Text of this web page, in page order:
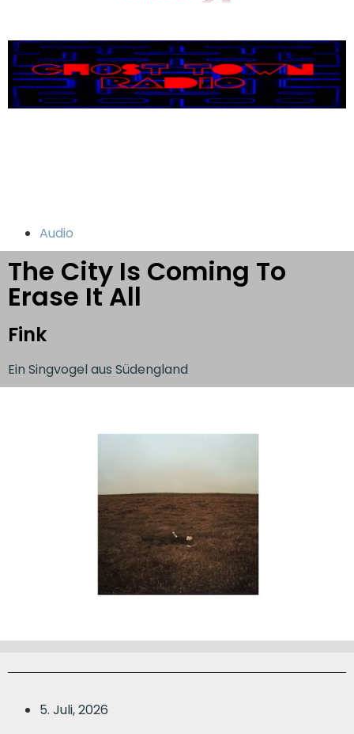
Audio
The City Is Coming To
Erase It All
Fink
Ein Singvogel aus Südengland
5. Juli, 2026